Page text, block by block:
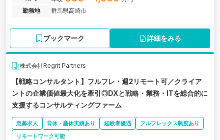
勤務地
群馬県高崎市
ブックマーク 詳細をみる
株式会社Regrit Partners
【戦略コンサルタント】フルフレ・週2リモート可／クライア
ントの企業価値最大化を牽引◎DXと戦略・業務・ITを総合的に
支援するコンサルティングファーム
急募求人 育休・産休実績あり 経験者優遇
フルフレックス制度あり
リモートワーク可能